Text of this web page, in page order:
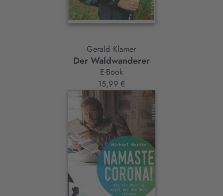
Gerald Klamer
Der Waldwanderer
E-Book
15,99 €